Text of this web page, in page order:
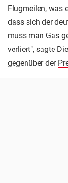
Flugmeilen, was
dass sich der
muss man Gas
verliert", sagte
gegenüber der